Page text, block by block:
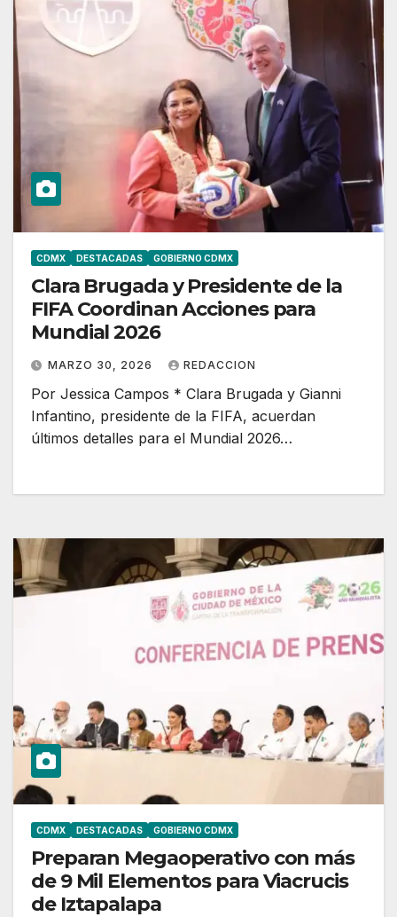
CDMX DESTACADAS GOBIERNO CDMX
Clara Brugada y Presidente de la
FIFA Coordinan Acciones para
Mundial 2026
MARZO 30, 2026 REDACCION
Por Jessica Campos * Clara Brugada y Gianni
Infantino, presidente de la FIFA, acuerdan
últimos detalles para el Mundial 2026…
CDMX DESTACADAS GOBIERNO CDMX
Preparan Megaoperativo con más
de 9 Mil Elementos para Viacrucis
de Iztapalapa